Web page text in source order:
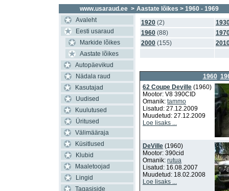
www.usaraud.ee >
Avaleht
Eesti usaraud
Markide lõikes
Aastate lõikes
Autopäevikud
Nädala raud
Kasutajad
Uudised
Kuulutused
Üritused
Välimääraja
Küsitlused
Klubid
Maaletoojad
Lingid
Tagasiside
Aastate lõikes > 1960 - 1969
1920 (2)
1960 (88)
2000 (155)
1960
62 Coupe Deville (1960)
Mootor: V8 390CID
Omanik: tammo
Lisatud: 27.12.2009
Muudetud: 27.12.2009
Loe lisaks ...
DeVille (1960)
Mootor: 390cid
Omanik: rutua
Lisatud: 16.08.2007
Muudetud: 18.02.2008
Loe lisaks ...